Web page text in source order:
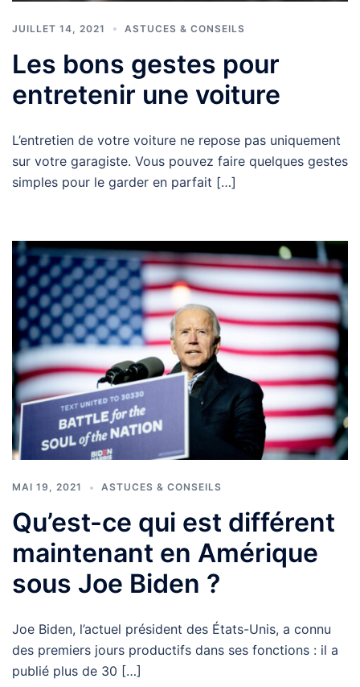
JUILLET 14, 2021 ASTUCES & CONSEILS
Les bons gestes pour
entretenir une voiture
L’entretien de votre voiture ne repose pas uniquement
sur votre garagiste. Vous pouvez faire quelques gestes
simples pour le garder en parfait […]
MAI 19, 2021 ASTUCES & CONSEILS
Qu’est-ce qui est différent
maintenant en Amérique
sous Joe Biden ?
Joe Biden, l’actuel président des États-Unis, a connu
des premiers jours productifs dans ses fonctions : il a
publié plus de 30 […]